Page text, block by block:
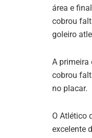
área e
cobrou
goleiro
A primeira
cobrou
no placar.
O Atlético
excelente